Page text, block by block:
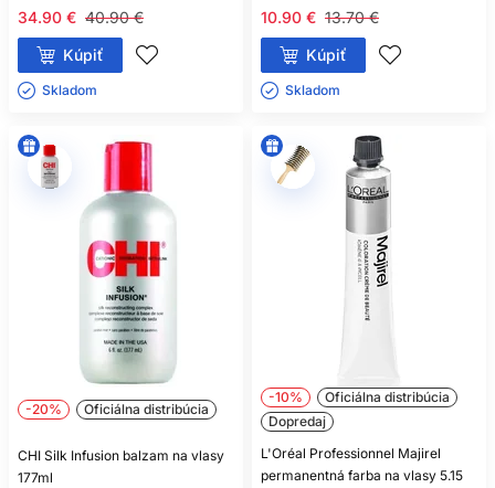
40.90 €
34.90 €
Kúpiť
Skladom ㅤ
13.70 €
10.90 €
Kúpiť
Skladom ㅤ
-20% Oficiálna distribúcia
CHI Silk Infusion balzam na vlasy
177ml
-10%
Oficiálna distribúcia
Dopredaj
L'Oréal Professionnel Majirel
permanentná farba na vlasy 5.15